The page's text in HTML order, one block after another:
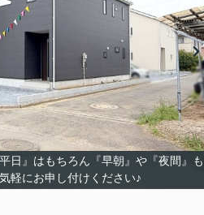
日』はもちろん『早朝』や『夜間』も
軽にお申し付けください♪